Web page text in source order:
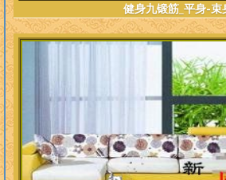
健身九锻筋_平身-束